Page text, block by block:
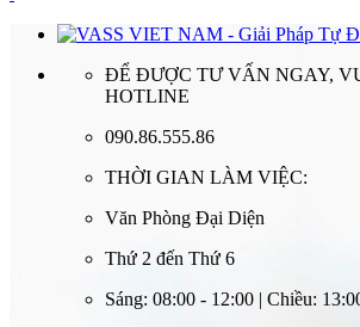
ĐỂ ĐƯỢC TƯ VẤN NGAY,
HOTLINE
090.86.555.86
THỜI GIAN LÀM VIỆC:
Văn Phòng Đại Diện
Thứ 2 đến Thứ 6
Sáng: 08:00 - 12:00 | Chiều: